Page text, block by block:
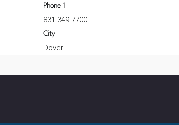
Phone 1
831-349-7700
City
Dover